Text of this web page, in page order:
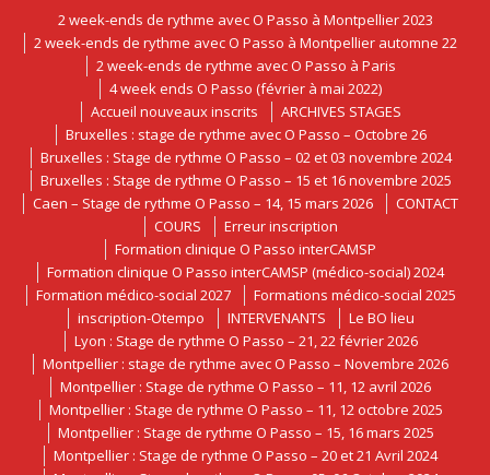
2 week-ends de rythme avec O Passo à Montpellier 2023
2 week-ends de rythme avec O Passo à Montpellier automne 22
2 week-ends de rythme avec O Passo à Paris
4 week ends O Passo (février à mai 2022)
Accueil nouveaux inscrits
ARCHIVES STAGES
Bruxelles : stage de rythme avec O Passo – Octobre 26
Bruxelles : Stage de rythme O Passo – 02 et 03 novembre 2024
Bruxelles : Stage de rythme O Passo – 15 et 16 novembre 2025
Caen – Stage de rythme O Passo – 14, 15 mars 2026
CONTACT
COURS
Erreur inscription
Formation clinique O Passo interCAMSP
Formation clinique O Passo interCAMSP (médico-social) 2024
Formation médico-social 2027
Formations médico-social 2025
inscription-Otempo
INTERVENANTS
Le BO lieu
Lyon : Stage de rythme O Passo – 21, 22 février 2026
Montpellier : stage de rythme avec O Passo – Novembre 2026
Montpellier : Stage de rythme O Passo – 11, 12 avril 2026
Montpellier : Stage de rythme O Passo – 11, 12 octobre 2025
Montpellier : Stage de rythme O Passo – 15, 16 mars 2025
Montpellier : Stage de rythme O Passo – 20 et 21 Avril 2024